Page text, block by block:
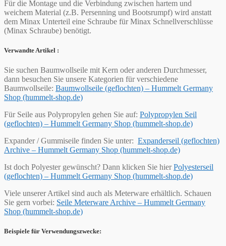
Für die Montage und die Verbindung zwischen hartem und
weichem Material (z.B. Persenning und Bootsrumpf) wird anstatt
dem Minax Unterteil eine Schraube für Minax Schnellverschlüsse
(Minax Schraube) benötigt.
Verwandte Artikel :
Sie suchen Baumwollseile mit Kern oder anderen Durchmesser,
dann besuchen Sie unsere Kategorien für verschiedene
Baumwollseile: Baumwollseile (geflochten) – Hummelt Germany
Shop (hummelt-shop.de)
Für Seile aus Polypropylen gehen Sie auf: Polypropylen Seil
(geflochten) – Hummelt Germany Shop (hummelt-shop.de)
Expander / Gummiseile finden Sie unter: Expanderseil (geflochten)
Archive – Hummelt Germany Shop (hummelt-shop.de)
Ist doch Polyester gewünscht? Dann klicken Sie hierPolyesterseil
(geflochten) – Hummelt Germany Shop (hummelt-shop.de)
Viele unserer Artikel sind auch als Meterware erhältlich. Schauen
Sie gern vorbei: Seile Meterware Archive – Hummelt Germany
Shop (hummelt-shop.de)
Beispiele für Verwendungszwecke: